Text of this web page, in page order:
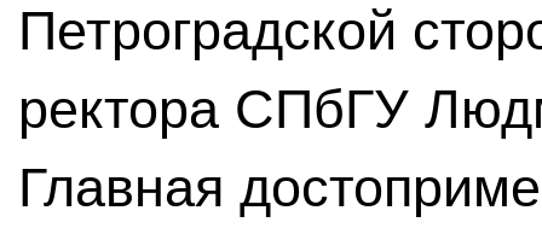
Петроградской
ректора СПбГУ
Главная